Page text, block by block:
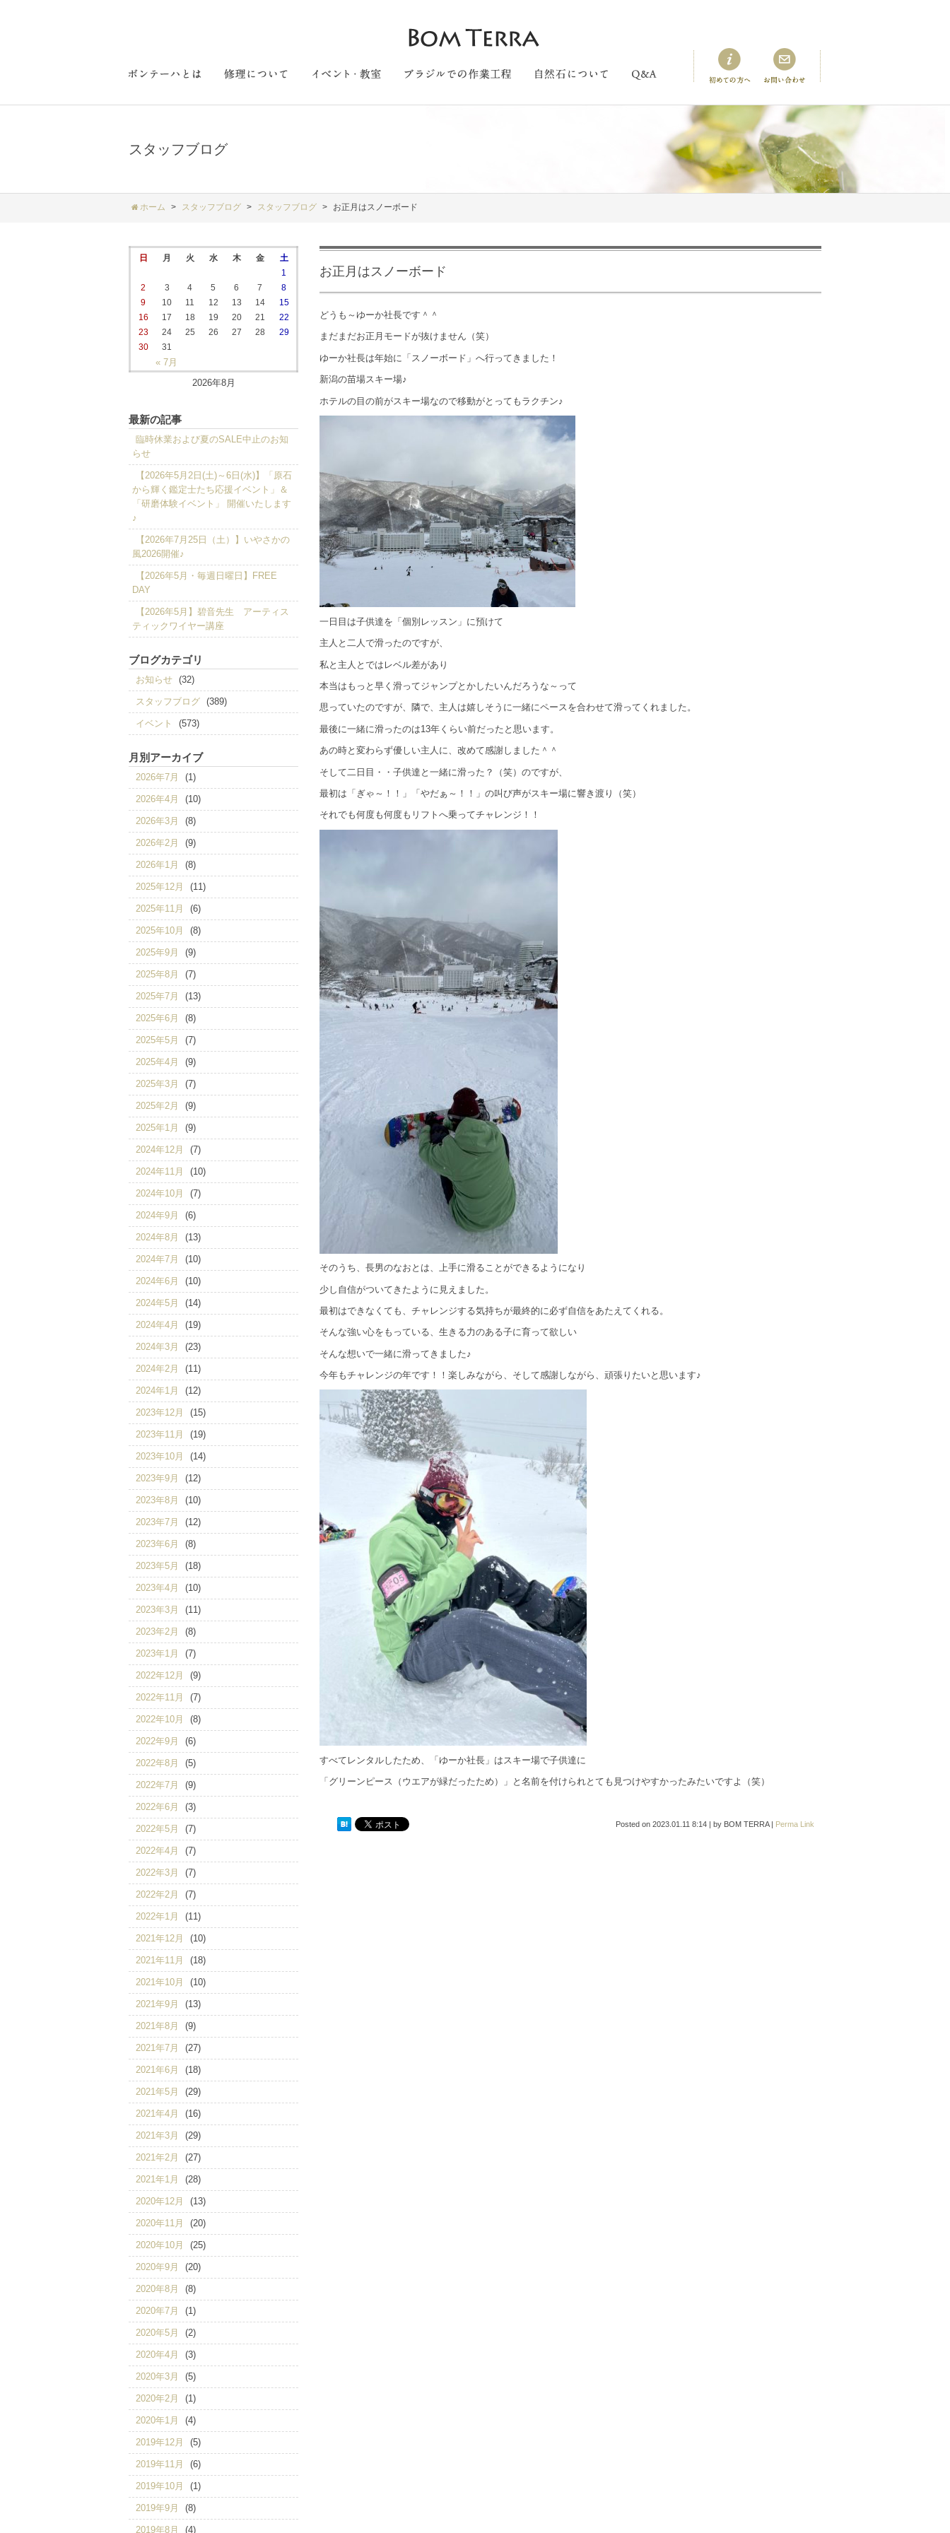
スタッフブログ
ホーム スタッフブログ スタッフブログ お正月はスノーボード
お正月はスノーボード
どうも～ゆーか社長です＾＾
まだまだお正月モードが抜けません（笑）
ゆーか社長は年始に「スノーボード」へ行ってきました！
新潟の苗場スキー場♪
ホテルの目の前がスキー場なので移動がとってもラクチン♪
一日目は子供達を「個別レッスン」に預けて
主人と二人で滑ったのですが、
私と主人とではレベル差があり
本当はもっと早く滑ってジャンプとかしたいんだろうな～って
思っていたのですが、隣で、主人は嬉しそうに一緒にペースを合わせて滑ってくれました。
最後に一緒に滑ったのは13年くらい前だったと思います。
あの時と変わらず優しい主人に、改めて感謝しました＾＾
そして二日目・・子供達と一緒に滑った？（笑）のですが、
最初は「ぎゃ～！！」「やだぁ～！！」の叫び声がスキー場に響き渡り（笑）
それでも何度も何度もリフトへ乗ってチャレンジ！！
そのうち、長男のなおとは、上手に滑ることができるようになり
少し自信がついてきたように見えました。
最初はできなくても、チャレンジする気持ちが最終的に必ず自信をあたえてくれる。
そんな強い心をもっている、生きる力のある子に育って欲しい
そんな想いで一緒に滑ってきました♪
今年もチャレンジの年です！！楽しみながら、そして感謝しながら、頑張りたいと思います♪
すべてレンタルしたため、「ゆーか社長」はスキー場で子供達に
「グリーンピース（ウエアが緑だったため）」と名前を付けられとても見つけやすかったみたいですよ（笑）
Posted on 2023.01.11 8:14 by BOM TERRA| Perma Link
2026年8月
日 月 火 水 木 金 土
« 7月
1
2
3 4 5 6 7
8
9
10 11 12 13 14
15
16
17 18 19 20 21
22
23
24 25 26 27 28
29
30
31
最新の記事
臨時休業および夏のSALE中止のお知
らせ
【2026年5月2日(土)～6日(水)】「原石
から輝く鑑定士たち応援イベント」＆
「研磨体験イベント」 開催いたします
♪
【2026年7月25日（土）】いやさかの
風2026開催♪
【2026年5月・毎週日曜日】FREE
DAY
【2026年5月】碧音先生 アーティス
ティックワイヤー講座
ブログカテゴリ
お知らせ (32)
スタッフブログ (389)
イベント (573)
月別アーカイブ
2026年7月 (1)
2026年4月 (10)
2026年3月 (8)
2026年2月 (9)
2026年1月 (8)
2025年12月 (11)
2025年11月 (6)
2025年10月 (8)
2025年9月 (9)
2025年8月 (7)
2025年7月 (13)
2025年6月 (8)
2025年5月 (7)
2025年4月 (9)
2025年3月 (7)
2025年2月 (9)
2025年1月 (9)
2024年12月 (7)
2024年11月 (10)
2024年10月 (7)
2024年9月 (6)
2024年8月 (13)
2024年7月 (10)
2024年6月 (10)
2024年5月 (14)
2024年4月 (19)
2024年3月 (23)
2024年2月 (11)
2024年1月 (12)
2023年12月 (15)
2023年11月 (19)
2023年10月 (14)
2023年9月 (12)
2023年8月 (10)
2023年7月 (12)
2023年6月 (8)
2023年5月 (18)
2023年4月 (10)
2023年3月 (11)
2023年2月 (8)
2023年1月 (7)
2022年12月 (9)
2022年11月 (7)
2022年10月 (8)
2022年9月 (6)
2022年8月 (5)
2022年7月 (9)
2022年6月 (3)
2022年5月 (7)
2022年4月 (7)
2022年3月 (7)
2022年2月 (7)
2022年1月 (11)
2021年12月 (10)
2021年11月 (18)
2021年10月 (10)
2021年9月 (13)
2021年8月 (9)
2021年7月 (27)
2021年6月 (18)
2021年5月 (29)
2021年4月 (16)
2021年3月 (29)
2021年2月 (27)
2021年1月 (28)
2020年12月 (13)
2020年11月 (20)
2020年10月 (25)
2020年9月 (20)
2020年8月 (8)
2020年7月 (1)
2020年5月 (2)
2020年4月 (3)
2020年3月 (5)
2020年2月 (1)
2020年1月 (4)
2019年12月 (5)
2019年11月 (6)
2019年10月 (1)
2019年9月 (8)
2019年8月 (4)